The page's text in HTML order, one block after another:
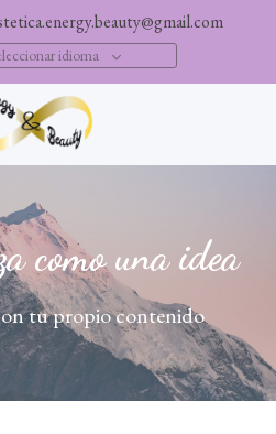
idioma
como una idea
tu propio contenido